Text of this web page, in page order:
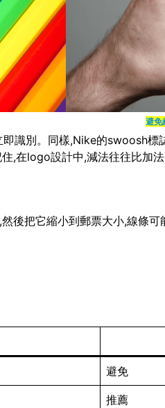
避免
識別。同樣,Nike的swoosh標
,在logo設計中,減法往往比加法
後把它縮小到郵票大小,線條
避免
推薦